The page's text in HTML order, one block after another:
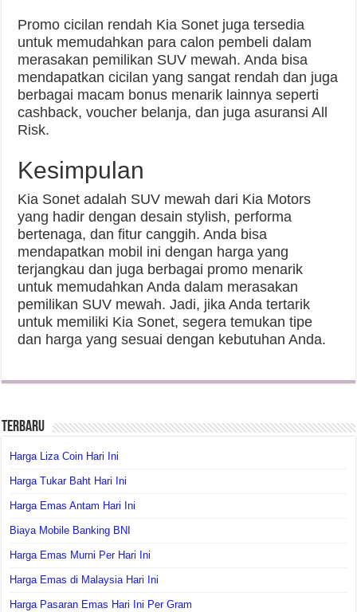
Promo cicilan rendah Kia Sonet juga tersedia
untuk memudahkan para calon pembeli dalam
merasakan pemilikan SUV mewah. Anda bisa
mendapatkan cicilan yang sangat rendah dan juga
berbagai macam bonus menarik lainnya seperti
cashback, voucher belanja, dan juga asuransi All
Risk.
Kesimpulan
Kia Sonet adalah SUV mewah dari Kia Motors
yang hadir dengan desain stylish, performa
bertenaga, dan fitur canggih. Anda bisa
mendapatkan mobil ini dengan harga yang
terjangkau dan juga berbagai promo menarik
untuk memudahkan Anda dalam merasakan
pemilikan SUV mewah. Jadi, jika Anda tertarik
untuk memiliki Kia Sonet, segera temukan tipe
dan harga yang sesuai dengan kebutuhan Anda.
Terbaru
Harga Liza Coin Hari Ini
Harga Tukar Baht Hari Ini
Harga Emas Antam Hari Ini
Biaya Mobile Banking BNI
Harga Emas Murni Per Hari Ini
Harga Emas di Malaysia Hari Ini
Harga Pasaran Emas Hari Ini Per Gram